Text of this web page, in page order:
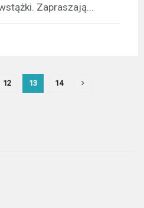
Zapraszają...
12 13 14